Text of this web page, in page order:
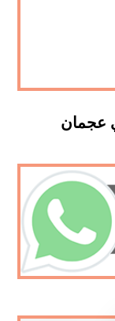
عجمان